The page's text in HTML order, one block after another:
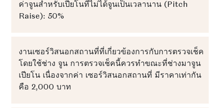
ค่าจูนสำหรับเปียโนที่ไม่ได้จูนเป็นเวลานาน (Pitch
Raise): 50%
งานเซอร์วิสนอกสถานที่ที่เกี่ยวข้องการกับการตรวจเช็ค
โดยใช้ช่าง จูน การตรวจเช็คนี้ควรทำขณะที่ช่างมาจูน
เปียโน เนื่องจากค่า เซอร์วิสนอกสถานที่ มีราคาเท่ากัน
คือ 2,000 บาท